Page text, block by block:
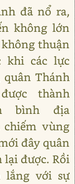
đã nổ ra,
không lớn
thuận
khi các lực
quân Thánh
thành
bình địa
vùng
đây quân
lại được. Rồi
lắng với sự